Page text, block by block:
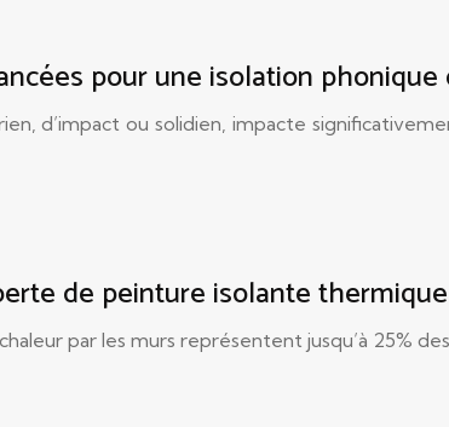
pour une isolation
d’impact ou solidien, impacte
de peinture isolante
par les murs représentent jusqu’à 25%